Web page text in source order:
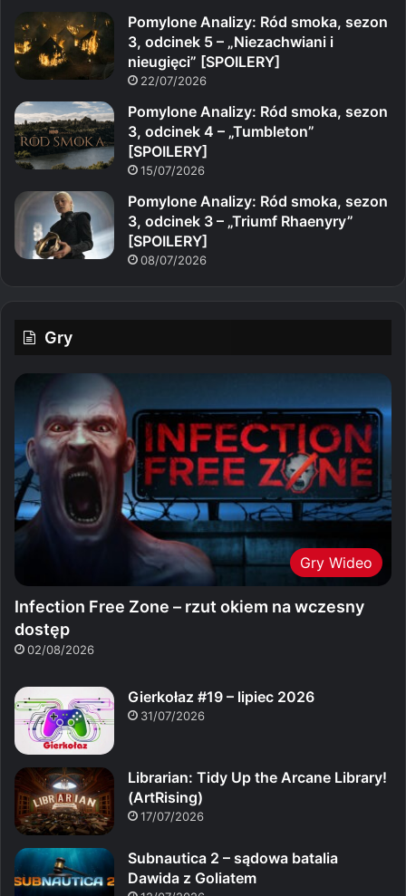
Pomylone Analizy: Ród smoka, sezon
3, odcinek 5 – „Niezachwiani i
nieugięci” [SPOILERY]
22/07/2026
Pomylone Analizy: Ród smoka, sezon
3, odcinek 4 – „Tumbleton”
[SPOILERY]
15/07/2026
Pomylone Analizy: Ród smoka, sezon
3, odcinek 3 – „Triumf Rhaenyry”
[SPOILERY]
08/07/2026
Gry
Gry Wideo
Infection Free Zone – rzut okiem na wczesny
dostęp
02/08/2026
Gierkołaz #19 – lipiec 2026
31/07/2026
Librarian: Tidy Up the Arcane Library!
(ArtRising)
17/07/2026
Subnautica 2 – sądowa batalia
Dawida z Goliatem